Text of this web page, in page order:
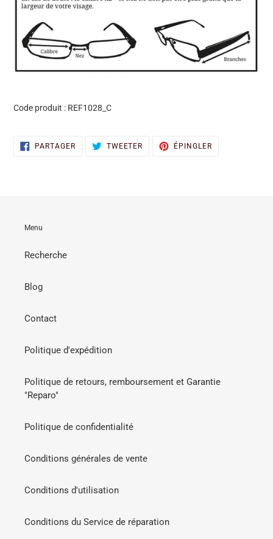
Code produit : REF1028_C
PARTAGERPARTAGER
SUR
TWEETER TWEETERÉPINGLER
Menu
Recherche
Blog
Contact
Politique d'expédition
Politique de retours, remboursement et Garantie
"Reparo"
Politique de confidentialité
Conditions générales de vente
Conditions d'utilisation
Conditions du Service de réparation